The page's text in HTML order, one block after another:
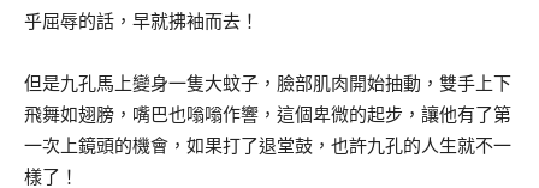
乎屈辱的話，早就拂袖而去！
但是九孔馬上變身一隻大蚊子，臉部肌肉開始抽動，雙手上下
飛舞如翅膀，嘴巴也嗡嗡作響，這個卑微的起步，讓他有了第
一次上鏡頭的機會，如果打了退堂鼓，也許九孔的人生就不一
樣了！